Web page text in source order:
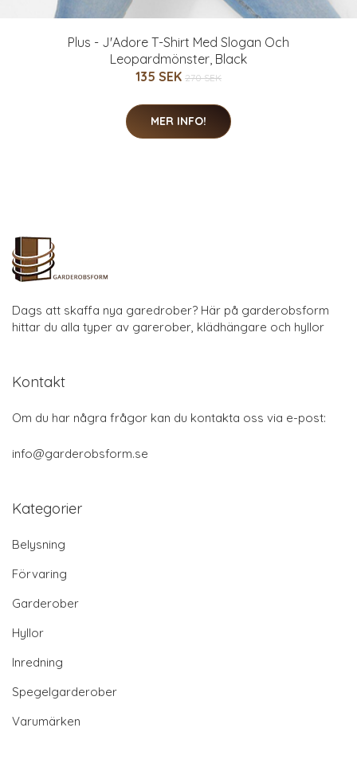
Plus - J'Adore T-Shirt Med Slogan Och
Leopardmönster, Black
135 SEK 270 SEK
MER INFO!
Dags att skaffa nya garedrober? Här på garderobsform
hittar du alla typer av garerober, klädhängare och hyllor
Kontakt
Om du har några frågor kan du kontakta oss via e-post:
info@garderobsform.se
Kategorier
Belysning
Förvaring
Garderober
Hyllor
Inredning
Spegelgarderober
Varumärken